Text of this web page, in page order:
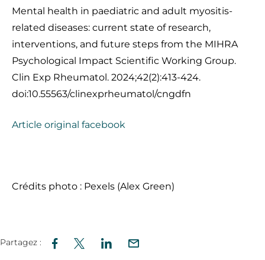
Mental health in paediatric and adult myositis-
related diseases: current state of research,
interventions, and future steps from the MIHRA
Psychological Impact Scientific Working Group.
Clin Exp Rheumatol. 2024;42(2):413-424.
doi:10.55563/clinexprheumatol/cngdfn
Article original facebook
Crédits photo : Pexels (Alex Green)
Partagez :